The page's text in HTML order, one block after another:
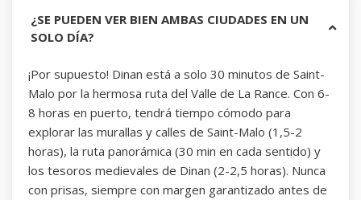
¿SE PUEDEN VER BIEN AMBAS CIUDADES EN UN
SOLO DÍA?
¡Por supuesto! Dinan está a solo 30 minutos de Saint-
Malo por la hermosa ruta del Valle de La Rance. Con 6-
8 horas en puerto, tendrá tiempo cómodo para
explorar las murallas y calles de Saint-Malo (1,5-2
horas), la ruta panorámica (30 min en cada sentido) y
los tesoros medievales de Dinan (2-2,5 horas). Nunca
con prisas, siempre con margen garantizado antes de